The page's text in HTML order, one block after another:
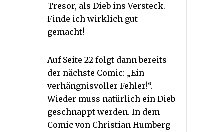
Tresor, als Dieb ins Versteck.
Finde ich wirklich gut
gemacht!
Auf Seite 22 folgt dann bereits
der nächste Comic: „Ein
verhängnisvoller Fehler!“.
Wieder muss natürlich ein Dieb
geschnappt werden. In dem
Comic von Christian Humberg